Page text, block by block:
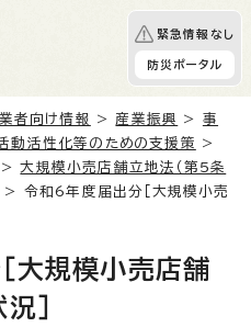
緊急情報なし
防災ポータル
者向け情報 > 産業振興 > 事
動活性化等のための支援策
>
>大規模小売店舗立地法（第5条
> 令和6年度届出分［大規模小売
大規模小売店舗
］